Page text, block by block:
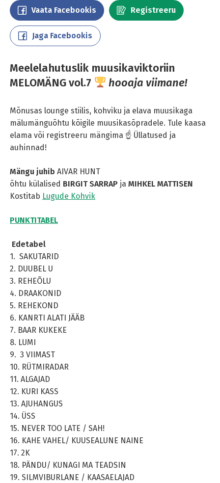
Vaata Facebookis Registreeru
Jaga Facebookis
Meelelahutuslik muusikaviktoriin
MELOMÄNGvol.7 hooaja viimane!
Mõnusas lounge stiilis, kohviku ja elava muusikaga
mälumänguõhtu kõigile muusikasõpradele. Tule kaasa
elama või registreeru mängima ☝ Üllatused ja
auhinnad!
Mängu juhib AIVAR HUNT
õhtu külalised BIRGIT SARRAP ja MIHKEL MATTISEN
Kostitab Lugude Kohvik
PUNKTITABEL
Edetabel
1. SAKUTARID
2. DUUBEL U
3. REHEÕLU
4. DRAAKONID
5. REHEKOND
6. KANRTI ALATI JÄÄB
7. BAAR KUKEKE
8. LUMI
9. 3 VIIMAST
10. RÜTMIRADAR
11. ALGAJAD
12. KURI KASS
13. AJUHANGUS
14. ÜSS
15. NEVER TOO LATE / SAH!
16. KAHE VAHEL/ KUUSEALUNE NAINE
17. 2K
18. PÄNDU/ KUNAGI MA TEADSIN
19. SILMVIBURLANE / KAASAELAJAD